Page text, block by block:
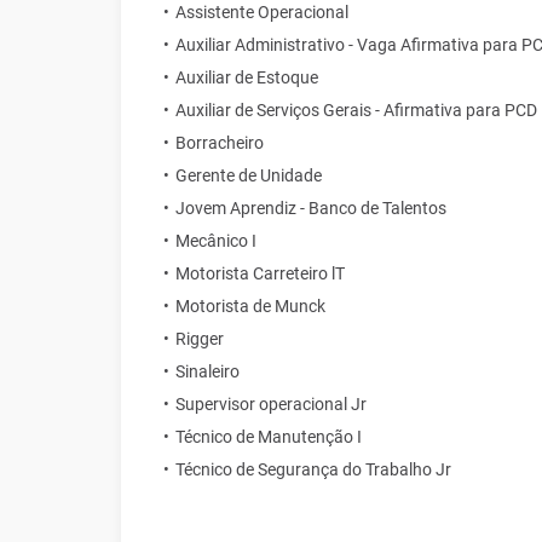
Assistente Operacional
Auxiliar Administrativo - Vaga Afirmativa para
Auxiliar de Estoque
Auxiliar de Serviços Gerais - Afirmativa para PCD
Borracheiro
Gerente de Unidade
Jovem Aprendiz - Banco de Talentos
Mecânico I
Motorista Carreteiro lT
Motorista de Munck
Rigger
Sinaleiro
Supervisor operacional Jr
Técnico de Manutenção I
Técnico de Segurança do Trabalho Jr